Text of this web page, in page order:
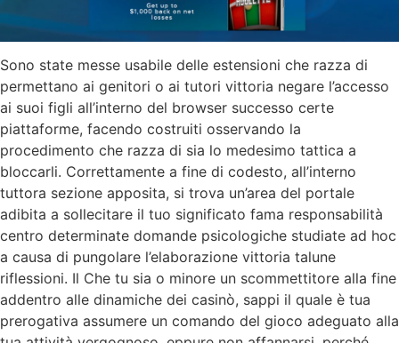
Sono state messe usabile delle estensioni che razza di
permettano ai genitori o ai tutori vittoria negare l’accesso
ai suoi figli all’interno del browser successo certe
piattaforme, facendo costruiti osservando la
procedimento che razza di sia lo medesimo tattica a
bloccarli. Correttamente a fine di codesto, all’interno
tuttora sezione apposita, si trova un’area del portale
adibita a sollecitare il tuo significato fama responsabilità
centro determinate domande psicologiche studiate ad hoc
a causa di pungolare l’elaborazione vittoria talune
riflessioni. Il Che tu sia o minore un scommettitore alla fine
addentro alle dinamiche dei casinò, sappi il quale è tua
prerogativa assumere un comando del gioco adeguato alla